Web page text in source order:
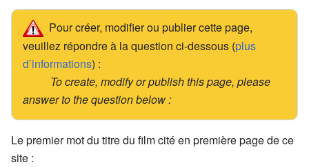
Pour créer, modifier ou publier cette page,
veuillez répondre à la question ci-dessous (plus
d’informations) :
To create, modify or publish this page, please
answer to the question below :
Le premier mot du titre du film cité en première page de ce
site :